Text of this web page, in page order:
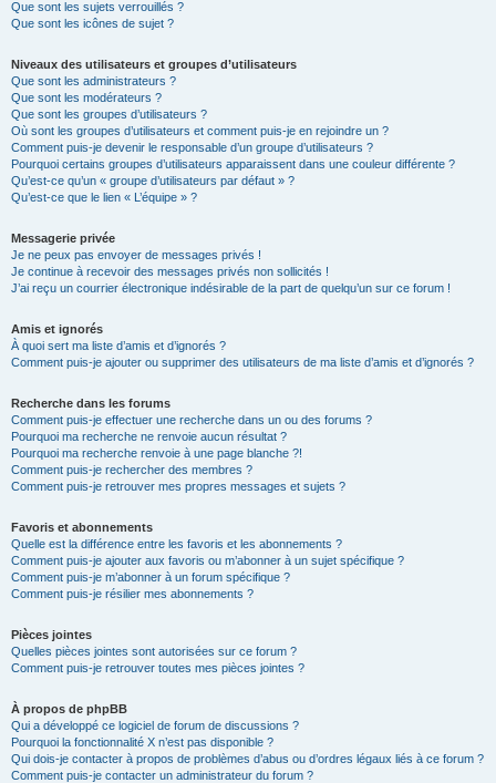
Que sont les sujets verrouillés ?
Que sont les icônes de sujet ?
Niveaux des utilisateurs et groupes d’utilisateurs
Que sont les administrateurs ?
Que sont les modérateurs ?
Que sont les groupes d’utilisateurs ?
Où sont les groupes d’utilisateurs et comment puis-je en rejoindre un ?
Comment puis-je devenir le responsable d’un groupe d’utilisateurs ?
Pourquoi certains groupes d’utilisateurs apparaissent dans une couleur différente ?
Qu’est-ce qu’un « groupe d’utilisateurs par défaut » ?
Qu’est-ce que le lien « L’équipe » ?
Messagerie privée
Je ne peux pas envoyer de messages privés !
Je continue à recevoir des messages privés non sollicités !
J’ai reçu un courrier électronique indésirable de la part de quelqu’un sur ce forum !
Amis et ignorés
À quoi sert ma liste d’amis et d’ignorés ?
Comment puis-je ajouter ou supprimer des utilisateurs de ma liste d’amis et d’ignorés ?
Recherche dans les forums
Comment puis-je effectuer une recherche dans un ou des forums ?
Pourquoi ma recherche ne renvoie aucun résultat ?
Pourquoi ma recherche renvoie à une page blanche ?!
Comment puis-je rechercher des membres ?
Comment puis-je retrouver mes propres messages et sujets ?
Favoris et abonnements
Quelle est la différence entre les favoris et les abonnements ?
Comment puis-je ajouter aux favoris ou m’abonner à un sujet spécifique ?
Comment puis-je m’abonner à un forum spécifique ?
Comment puis-je résilier mes abonnements ?
Pièces jointes
Quelles pièces jointes sont autorisées sur ce forum ?
Comment puis-je retrouver toutes mes pièces jointes ?
À propos de phpBB
Qui a développé ce logiciel de forum de discussions ?
Pourquoi la fonctionnalité X n’est pas disponible ?
Qui dois-je contacter à propos de problèmes d’abus ou d’ordres légaux liés à ce forum ?
Comment puis-je contacter un administrateur du forum ?